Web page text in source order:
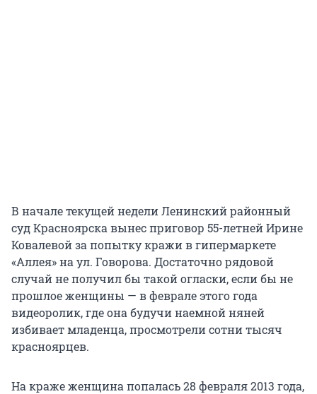
В начале текущей недели Ленинский районный
суд Красноярска вынес приговор 55-летней Ирине
Ковалевой за попытку кражи в гипермаркете
«Аллея» на ул. Говорова. Достаточно рядовой
случай не получил бы такой огласки, если бы не
прошлое женщины — в феврале этого года
видеоролик, где она будучи наемной няней
избивает младенца, просмотрели сотни тысяч
красноярцев.
На краже женщина попалась 28 февраля 2013 года,